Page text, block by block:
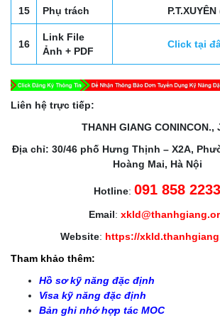
15 Phụ trách
16
Link File
Ảnh + PDF
Click tại
Liên hệ trực tiếp:
THANH GIANG CONINCON.,
Địa chỉ: 30/46 phố Hưng Thịnh – X2A,
Hoàng Mai, Hà Nội
Hotline: 091 858 2233
Email:
Website: https://
Tham khảo thêm:
Hồ sơ kỹ năng đặc định
Visa kỹ năng đặc định
Bản ghi nhớ hợp tác MOC